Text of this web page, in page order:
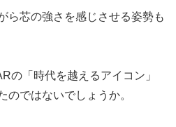
ら芯の強さを感じさせる姿勢も
の「時代を越えるアイコン」
のではないでしょうか。